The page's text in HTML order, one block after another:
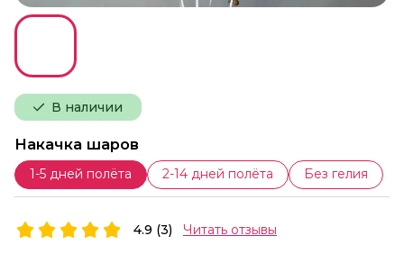
В наличии
Накачка шаров
1-5 дней полёта 2-14 дней полёта Без гелия
4.9 (3) Читать отзывы